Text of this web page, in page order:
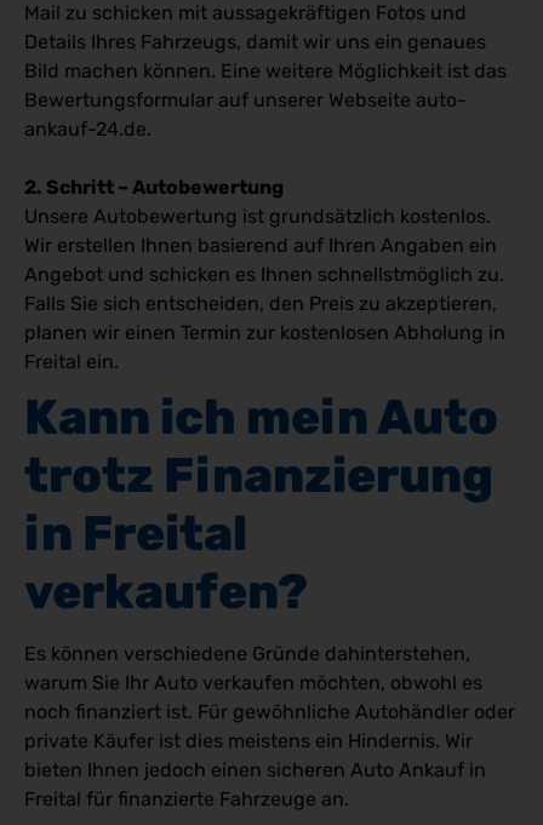
Mail zu schicken mit aussagekräftigen Fotos und
Details Ihres Fahrzeugs, damit wir uns ein genaues
Bild machen können. Eine weitere Möglichkeit ist das
Bewertungsformular auf unserer Webseite auto-
ankauf-24.de.
2. Schritt – Autobewertung
Unsere Autobewertung ist grundsätzlich kostenlos.
Wir erstellen Ihnen basierend auf Ihren Angaben ein
Angebot und schicken es Ihnen schnellstmöglich zu.
Falls Sie sich entscheiden, den Preis zu akzeptieren,
planen wir einen Termin zur kostenlosen Abholung in
Freital ein.
Kann ich mein Auto
trotz Finanzierung
in Freital
verkaufen?
Es können verschiedene Gründe dahinterstehen,
warum Sie Ihr Auto verkaufen möchten, obwohl es
noch finanziert ist. Für gewöhnliche Autohändler oder
private Käufer ist dies meistens ein Hindernis. Wir
bieten Ihnen jedoch einen sicheren Auto Ankauf in
Freital für finanzierte Fahrzeuge an.